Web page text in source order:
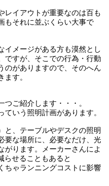
レイアウトが重要なのは百も
もそれに並ぶくらい大事で
イメージがある方も漠然とし
ですが、そこでの行為・行動
のがありますので、そのへん
ます。
ご紹介します・・・。
ていう照明計画があります。
と、テーブルやデスクの照明
要な場所に、必要なだけ、光
がります。メーカーさんによ
らせることもあると
ちゃランニングコストに影響